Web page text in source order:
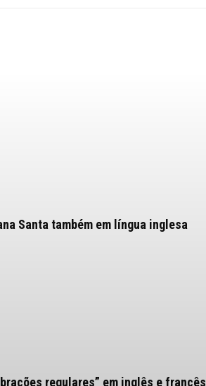
Santa também em língua inglesa
regulares” em inglês e francês